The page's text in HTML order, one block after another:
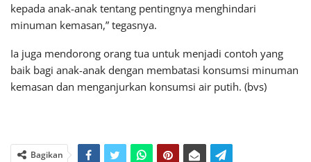
kepada anak-anak tentang pentingnya menghindari
minuman kemasan,” tegasnya.
Ia juga mendorong orang tua untuk menjadi contoh yang
baik bagi anak-anak dengan membatasi konsumsi minuman
kemasan dan menganjurkan konsumsi air putih. (bvs)
Bagikan